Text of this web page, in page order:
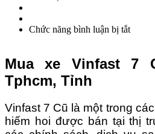
Chức năng bình luận bị tắtở
Cũ
Mua xe Vinfast 7
Tphcm, Tỉnh
Vinfast 7 Cũ là một trong
hiếm hoi được bán tại thị